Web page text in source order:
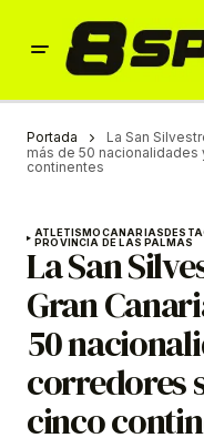
Portada
La San
más de 50
continentes
ATLETISMOCANARIAS
PROVINCIA DE LAS PALMAS
La San
Gran
50
corredores
cinco